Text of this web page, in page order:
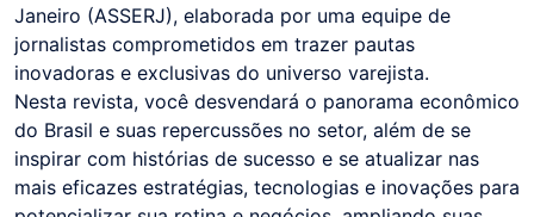
Janeiro (ASSERJ), elaborada por uma equipe de
jornalistas comprometidos em trazer pautas
inovadoras e exclusivas do universo varejista.
Nesta revista, você desvendará o panorama econômico
do Brasil e suas repercussões no setor, além de se
inspirar com histórias de sucesso e se atualizar nas
mais eficazes estratégias, tecnologias e inovações para